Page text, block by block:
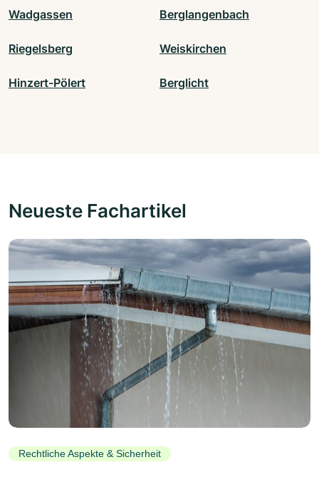
Wadgassen Berglangenbach
Riegelsberg Weiskirchen
Hinzert-Pölert Berglicht
Neueste Fachartikel
Rechtliche Aspekte & Sicherheit